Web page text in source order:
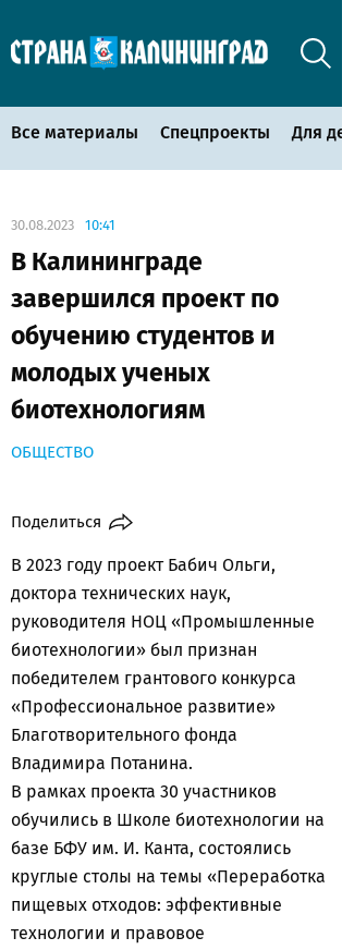
Все материалы Спецпроекты Для
30.08.2023 10:41
В Калининграде
завершился проект по
обучению студентов и
молодых ученых
биотехнологиям
ОБЩЕСТВО
Поделиться
В 2023 году проект Бабич Ольги,
доктора технических наук,
руководителя НОЦ «Промышленные
биотехнологии» был признан
победителем грантового конкурса
«Профессиональное развитие»
Благотворительного фонда
Владимира Потанина.
В рамках проекта 30 участников
обучились в Школе биотехнологии на
базе БФУ им. И. Канта, состоялись
круглые столы на темы «Переработка
пищевых отходов: эффективные
технологии и правовое